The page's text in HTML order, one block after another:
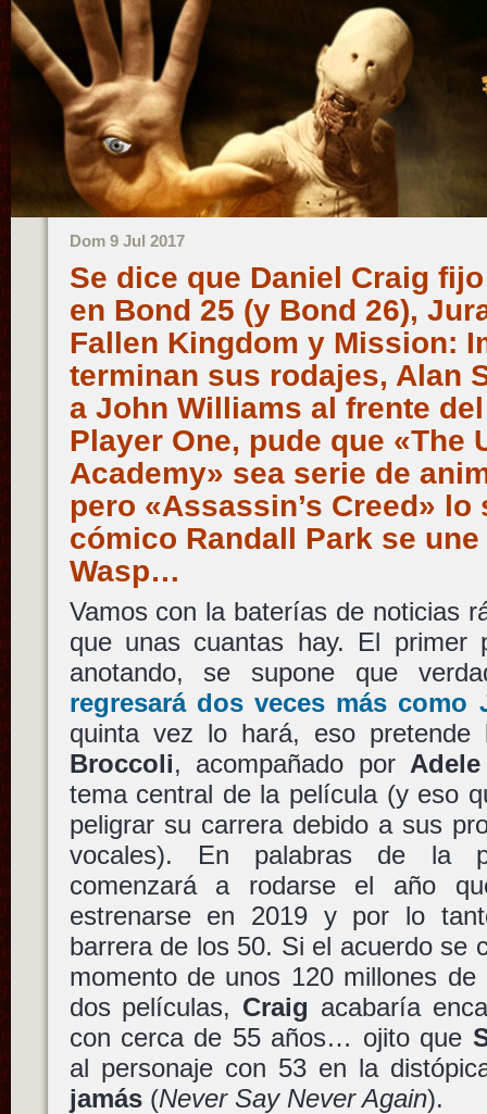
Dom 9 Jul 2017
Se dice que Daniel Craig
en Bond 25 (y Bond 26),
Fallen Kingdom y Mission:
terminan sus rodajes, Alan
a John Williams al frente
Player One, pude que «The
Academy» sea serie de
pero «Assassin’s Creed»
cómico Randall Park se
Wasp…
Vamos con la baterías de noticias
que unas cuantas hay. El primer
anotando, se supone que
regresará dos veces más como
quinta vez lo hará, eso
Broccoli, acompañado por Adele
tema central de la película (y eso
peligrar su carrera debido a sus
vocales). En palabras de la
comenzará a rodarse el año
estrenarse en 2019 y por lo
barrera de los 50. Si el acuerdo se
momento de unos 120 millones
dos películas, Craig acabaría
con cerca de 55 años… ojito que
al personaje con 53 en la
jamás(Never Say Never Again).